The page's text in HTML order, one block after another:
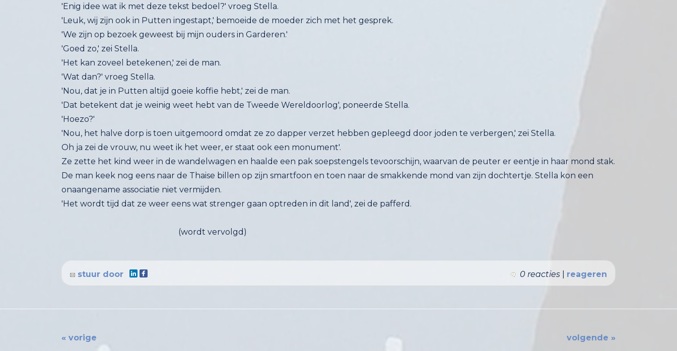
'Enig idee wat ik met deze tekst bedoel?' vroeg Stella.
'Leuk, wij zijn ook in Putten ingestapt,' bemoeide de moeder zich met het gesprek.
'We zijn op bezoek geweest bij mijn ouders in Garderen.'
'Goed zo,' zei Stella.
'Het kan zoveel betekenen,' zei de man.
'Wat dan?' vroeg Stella.
'Nou, dat je in Putten altijd goeie koffie hebt,' zei de man.
'Dat betekent dat je weinig weet hebt van de Tweede Wereldoorlog', poneerde Stella.
'Hoezo?'
'Nou, het halve dorp is toen uitgemoord omdat ze zo dapper verzet hebben gepleegd door joden te verbergen,' zei Stella.
Oh ja zei de vrouw, nu weet ik het weer, er staat ook een monument'.
Ze zette het kind weer in de wandelwagen en haalde een pak soepstengels tevoorschijn, waarvan de peuter er eentje in haar mond stak.
De man keek nog eens naar de Thaise billen op zijn smartfoon en toen naar de smakkende mond van zijn dochtertje. Stella kon een
onaangename associatie niet vermijden.
'Het wordt tijd dat ze weer eens wat strenger gaan optreden in dit land', zei de pafferd.
(wordt vervolgd)
0 reacties reageren
stuur door
« vorige volgende »